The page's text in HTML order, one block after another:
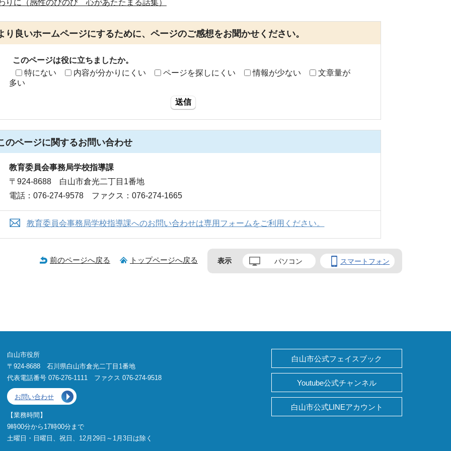
りに（感性のびのび 心があたたまる話集）
り良いホームページにするために、ページのご感想をお聞かせください。
このページは役に立ちましたか。
特にない
内容が分かりにくい ページを探しにくい 情報が少ない
文章量が
多い
送信
のページに関するお問い合わせ
教育委員会事務局学校指導課
〒924-8688 白山市倉光二丁目1番地
電話：076-274-9578 ファクス：076-274-1665
教育委員会事務局学校指導課へのお問い合わせは専用フォームをご利用ください。
前のページへ戻る トップページへ戻る 表示 パソコン スマートフォン
白山市役所
〒924-8688 石川県白山市倉光二丁目1番地
代表電話番号 076-276-1111 ファクス 076-274-9518
お問い合わせ
【業務時間】
9時00分から17時00分まで
土曜日・日曜日、祝日、12月29日～1月3日は除く
白山市公式フェイスブック
Youtube公式チャンネル
白山市公式LINEアカウント